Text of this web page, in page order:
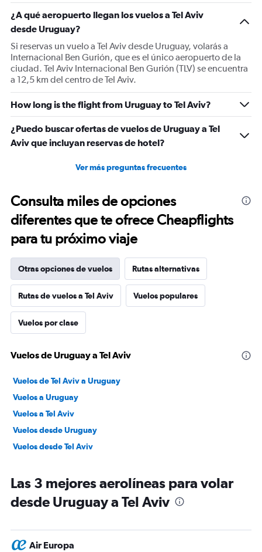
¿A qué aeropuerto llegan los vuelos a Tel Aviv
desde Uruguay?
Si reservas un vuelo a Tel Aviv desde Uruguay, volarás a
Internacional Ben Gurión, que es el único aeropuerto de la
ciudad. Tel Aviv Internacional Ben Gurión (TLV) se encuentra
a 12,5 km del centro de Tel Aviv.
How long is the flight from Uruguay to Tel Aviv?
¿Puedo buscar ofertas de vuelos de Uruguay a Tel
Aviv que incluyan reservas de hotel?
Ver más preguntas frecuentes
Consulta miles de opciones
diferentes que te ofrece Cheapflights
para tu próximo viaje
Otras opciones de vuelos Rutas alternativas
Rutas de vuelos a Tel Aviv Vuelos populares
Vuelos por clase
Vuelos de Uruguay a Tel Aviv
Vuelos de Tel Aviv a Uruguay
Vuelos a Uruguay
Vuelos a Tel Aviv
Vuelos desde Uruguay
Vuelos desde Tel Aviv
Las 3 mejores aerolíneas para volar
desde Uruguay a Tel Aviv
Air Europa